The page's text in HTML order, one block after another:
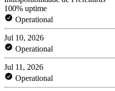
100% uptime
Operational
Jul 10, 2026
Operational
Jul 11, 2026
Operational